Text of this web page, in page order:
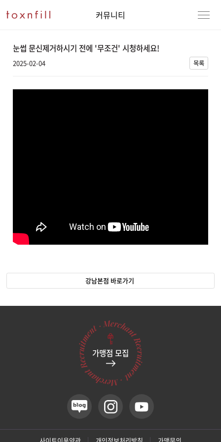
커뮤니티
눈썹 문신제거하시기 전에 '무조건' 시청하세요!
2025-02-04 목록
강남본점 바로가기
가맹점 모집